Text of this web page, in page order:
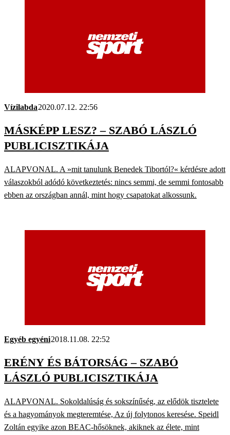
Vízilabda2020.07.12. 22:56
MÁSKÉPP LESZ? – SZABÓ LÁSZLÓ
PUBLICISZTIKÁJA
ALAPVONAL. A »mit tanulunk Benedek Tibortól?« kérdésre adott
válaszokból adódó következtetés: nincs semmi, de semmi fontosabb
ebben az országban annál, mint hogy csapatokat alkossunk.
Egyéb egyéni2018.11.08. 22:52
ERÉNY ÉS BÁTORSÁG – SZABÓ
LÁSZLÓ PUBLICISZTIKÁJA
ALAPVONAL. Sokoldalúság és sokszínűség, az elődök tisztelete
és a hagyományok megteremtése, Az új folytonos keresése. Speidl
Zoltán egyike azon BEAC-hősöknek, akiknek az élete, mint